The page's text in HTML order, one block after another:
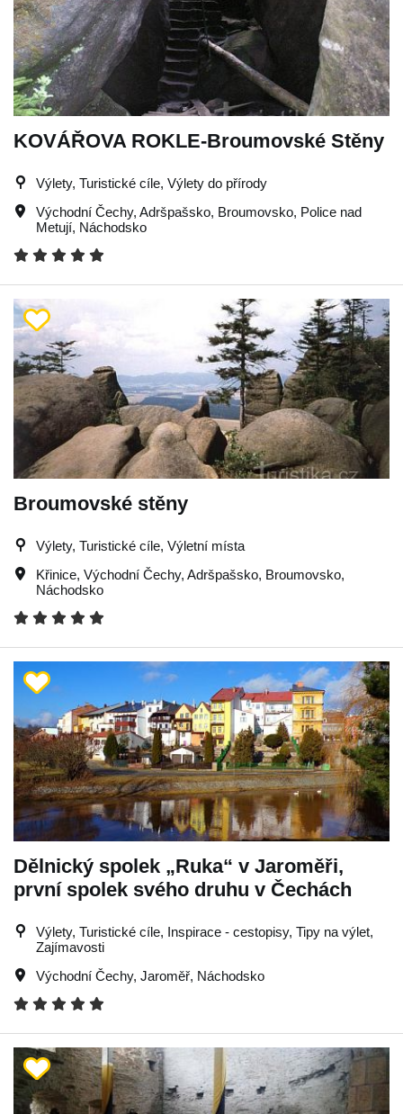
KOVÁŘOVA ROKLE-Broumovské Stěny
Výlety, Turistické cíle, Výlety do přírody
Východní Čechy, Adršpašsko, Broumovsko, Police nad
Metují, Náchodsko
Broumovské stěny
Výlety, Turistické cíle, Výletní místa
Křinice, Východní Čechy, Adršpašsko, Broumovsko,
Náchodsko
Dělnický spolek „Ruka“ v Jaroměři,
první spolek svého druhu v Čechách
Výlety, Turistické cíle, Inspirace - cestopisy, Tipy na výlet,
Zajímavosti
Východní Čechy, Jaroměř, Náchodsko